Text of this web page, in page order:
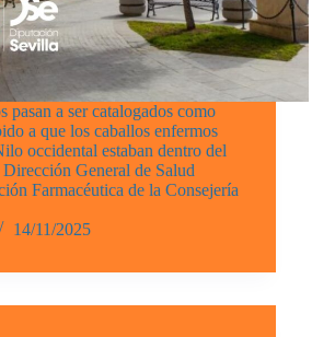
pasan a ser catalogados como
a que los caballos enfermos
occidental estaban dentro del
General de Salud
Farmacéutica de la Consejería
14/11/2025